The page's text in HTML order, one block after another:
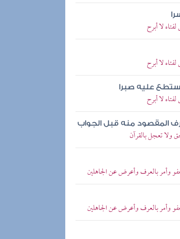
لا أبرح
لا أبرح
عليه صبرا
لا أبرح
المقصود منه قبل الجواب
ولا تعجل بالقرآن
وأمر بالعرف وأعرض عن الجاهلين
وأمر بالعرف وأعرض عن الجاهلين